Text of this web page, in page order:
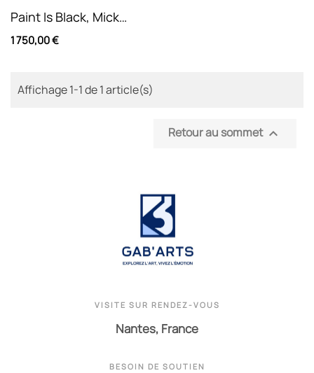
Paint Is Black, Mick
Jagger. Technique
1 750,00 €
Affichage 1-1 de 1 article(s)
Retour au sommet 
VISITE SUR RENDEZ-VOUS
Nantes, France
BESOIN DE SOUTIEN